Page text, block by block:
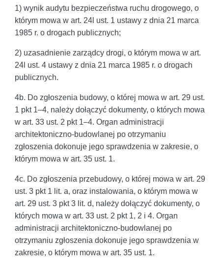
1) wynik audytu bezpieczeństwa ruchu drogowego, o
którym mowa w art. 24l ust. 1 ustawy z dnia 21 marca
1985 r. o drogach publicznych;
2) uzasadnienie zarządcy drogi, o którym mowa w art.
24l ust. 4 ustawy z dnia 21 marca 1985 r. o drogach
publicznych.
4b. Do zgłoszenia budowy, o której mowa w art. 29 ust.
1 pkt 1–4, należy dołączyć dokumenty, o których mowa
w art. 33 ust. 2 pkt 1–4. Organ administracji
architektoniczno-budowlanej po otrzymaniu
zgłoszenia dokonuje jego sprawdzenia w zakresie, o
którym mowa w art. 35 ust. 1.
4c. Do zgłoszenia przebudowy, o której mowa w art. 29
ust. 3 pkt 1 lit. a, oraz instalowania, o którym mowa w
art. 29 ust. 3 pkt 3 lit. d, należy dołączyć dokumenty, o
których mowa w art. 33 ust. 2 pkt 1, 2 i 4. Organ
administracji architektoniczno-budowlanej po
otrzymaniu zgłoszenia dokonuje jego sprawdzenia w
zakresie, o którym mowa w art. 35 ust. 1.